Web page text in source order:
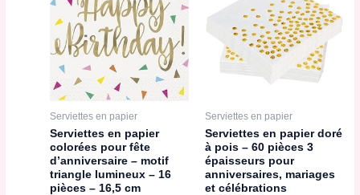
Serviettes en papier
Serviettes en papier
colorées pour fête
d’anniversaire – motif
triangle lumineux – 16
pièces – 16,5 cm
Serviettes en papier
Serviettes en papier doré
à pois – 60 pièces 3
épaisseurs pour
anniversaires, mariages
et célébrations